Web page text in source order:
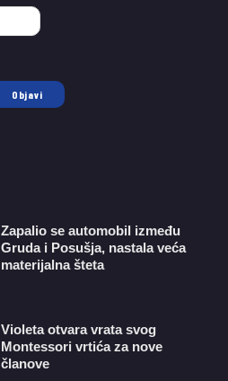
Objavi
Zapalio se automobil između
Gruda i Posušja, nastala veća
materijalna šteta
Violeta otvara vrata svog
Montessori vrtića za nove
članove